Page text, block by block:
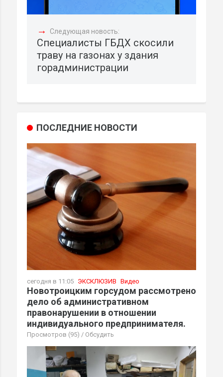
→ Следующая новость:
Специалисты ГБДХ скосили
траву на газонах у здания
горадминистрации
ПОСЛЕДНИЕ НОВОСТИ
сегодня в 11:05 ЭКСКЛЮЗИВ Видео
Новотроицким горсудом рассмотрено
дело об административном
правонарушении в отношении
индивидуального предпринимателя.
Просмотров (95) / Обсудить